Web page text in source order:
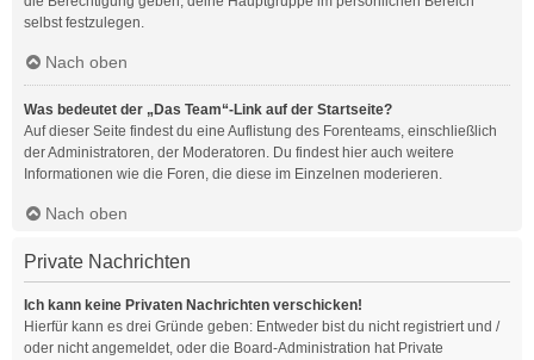
selbst festzulegen.
Nach oben
Was bedeutet der „Das Team“-Link auf der Startseite?
Auf dieser Seite findest du eine Auflistung des Forenteams, einschließlich
der Administratoren, der Moderatoren. Du findest hier auch weitere
Informationen wie die Foren, die diese im Einzelnen moderieren.
Nach oben
Private Nachrichten
Ich kann keine Privaten Nachrichten verschicken!
Hierfür kann es drei Gründe geben: Entweder bist du nicht registriert und /
oder nicht angemeldet, oder die Board-Administration hat Private